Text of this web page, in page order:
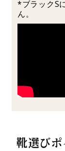
*ブラックS
ん。
靴選び